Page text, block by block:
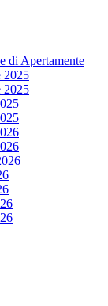
di Apertamente
2025
2025